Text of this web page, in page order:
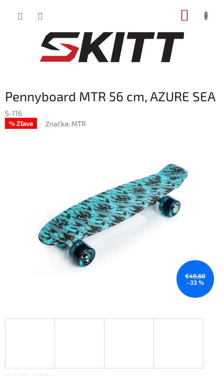
Pennyboard MTR 56 cm, AZURE SEA
S-116
% Zľava Značka: MTR
€49,60
–33 %